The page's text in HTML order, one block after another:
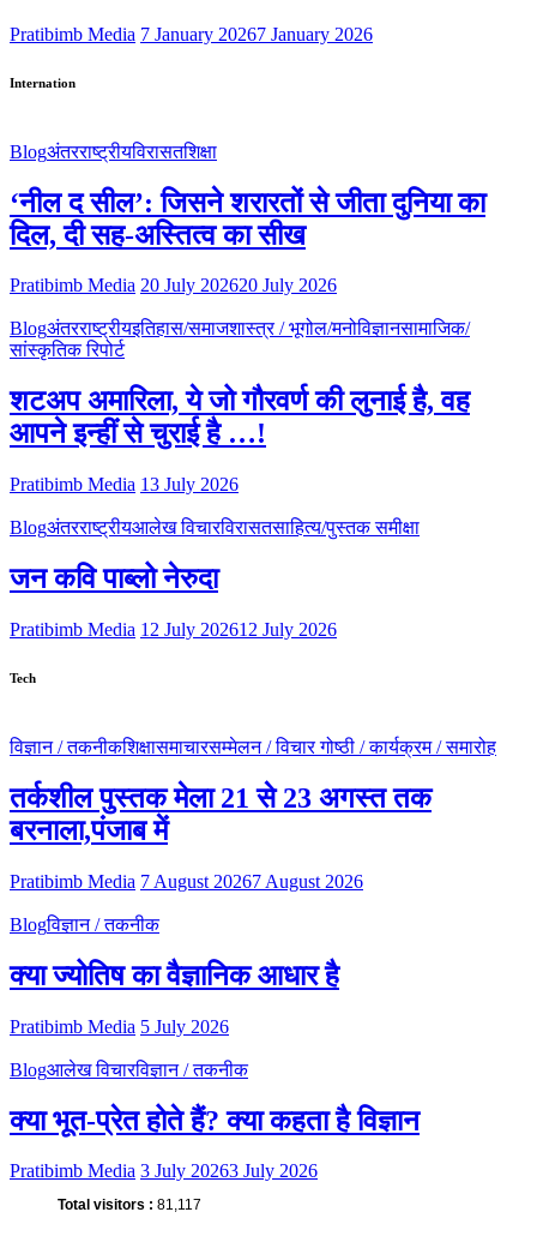
Pratibimb Media 7 January 20267 January 2026
Internation
Blogअंतरराष्ट्रीयविरासतशिक्षा
‘नील द सील’: जिसने शरारतों से जीता दुनिया का
दिल, दी सह-अस्तित्व का सीख
Pratibimb Media 20 July 202620 July 2026
Blogअंतरराष्ट्रीयइतिहास/समाजशास्त्र / भूगोल/मनोविज्ञानसामाजिक/
सांस्कृतिक रिपोर्ट
शटअप अमारिला, ये जो गौरवर्ण की लुनाई है, वह
आपने इन्हीं से चुराई है …!
Pratibimb Media 13 July 2026
Blogअंतरराष्ट्रीयआलेख विचारविरासतसाहित्य/पुस्तक समीक्षा
जन कवि पाब्लो नेरुदा
Pratibimb Media 12 July 202612 July 2026
Tech
विज्ञान / तकनीकशिक्षासमाचारसम्मेलन / विचार गोष्ठी / कार्यक्रम / समारोह
तर्कशील पुस्तक मेला 21 से 23 अगस्त तक
बरनाला,पंजाब में
Pratibimb Media 7 August 20267 August 2026
Blogविज्ञान / तकनीक
क्या ज्योतिष का वैज्ञानिक आधार है
Pratibimb Media 5 July 2026
Blogआलेख विचारविज्ञान / तकनीक
क्या भूत-प्रेत होते हैं? क्या कहता है विज्ञान
Pratibimb Media 3 July 20263 July 2026
Total visitors : 81,117